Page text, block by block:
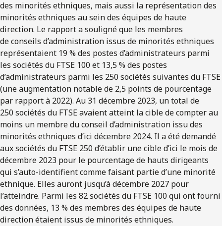
des minorités ethniques, mais aussi la représentation des
minorités ethniques au sein des équipes de haute
direction. Le rapport a souligné que les membres
de conseils d’administration issus de minorités ethniques
représentaient 19 % des postes d’administrateurs parmi
les sociétés du FTSE 100 et 13,5 % des postes
d’administrateurs parmi les 250 sociétés suivantes du FTSE
(une augmentation notable de 2,5 points de pourcentage
par rapport à 2022). Au 31 décembre 2023, un total de
250 sociétés du FTSE avaient atteint la cible de compter au
moins un membre du conseil d’administration issu des
minorités ethniques d’ici décembre 2024. Il a été demandé
aux sociétés du FTSE 250 d’établir une cible d’ici le mois de
décembre 2023 pour le pourcentage de hauts dirigeants
qui s’auto-identifient comme faisant partie d’une minorité
ethnique. Elles auront jusqu’à décembre 2027 pour
l’atteindre. Parmi les 82 sociétés du FTSE 100 qui ont fourni
des données, 13 % des membres des équipes de haute
direction étaient issus de minorités ethniques.